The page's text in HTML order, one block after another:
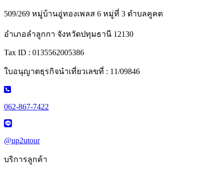
509/269 หมู่บ้านอู่ทองเพลส 6 หมู่ที่ 3 ตำบลคูคต
อำเภอลำลูกกา จังหวัดปทุมธานี 12130
Tax ID : 0135562005386
ใบอนุญาตธุรกิจนำเที่ยวเลขที่ : 11/09846
062-867-7422
@up2utour
บริการลูกค้า